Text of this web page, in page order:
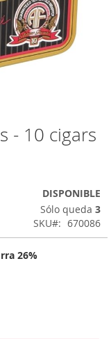
- 10 cigars
DISPONIBLE
Sólo queda 3
SKU
670086
26%